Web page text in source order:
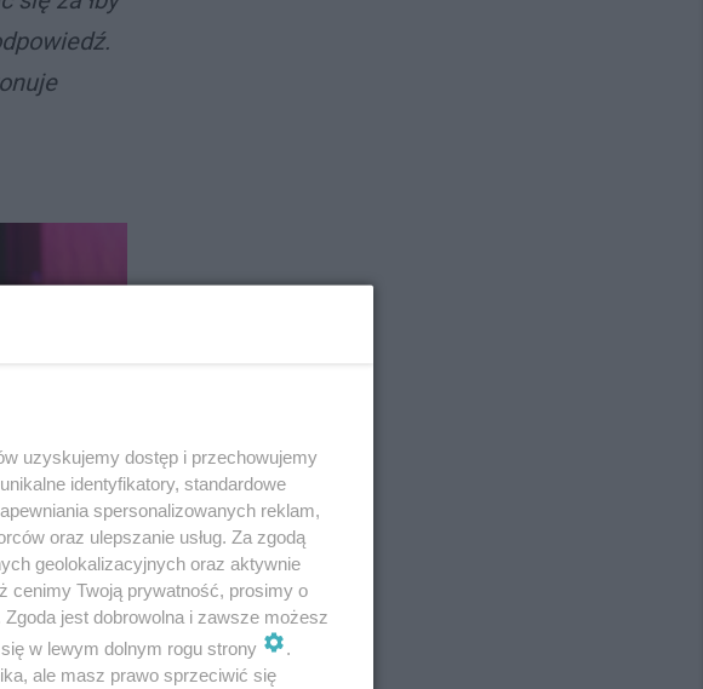
uzyskujemy dostęp i przechowujemy
identyfikatory, standardowe
spersonalizowanych reklam,
oraz ulepszanie usług. Za zgodą
geolokalizacyjnych oraz aktywnie
cenimy Twoją prywatność, prosimy o
jest dobrowolna i zawsze możesz
w lewym dolnym rogu strony
.
ale masz prawo sprzeciwić się